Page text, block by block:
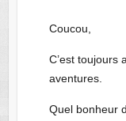
Coucou,
C’est toujours
aventures.
Quel bonheur